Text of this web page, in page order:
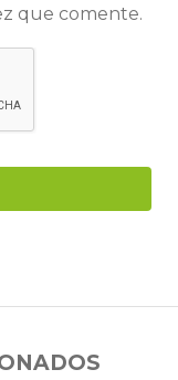
que comente.